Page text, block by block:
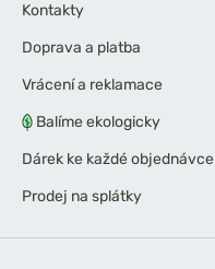
Kontakty
Doprava a platba
Vrácení a reklamace
Balíme ekologicky
Dárek ke každé objednávce
Prodej na splátky